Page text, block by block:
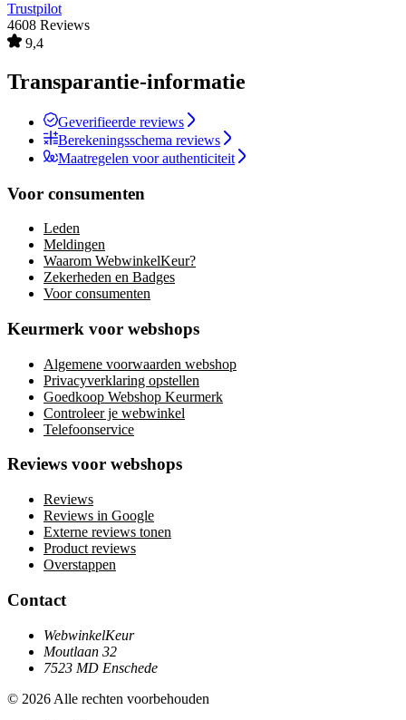
Trustpilot
4608 Reviews
9,4
Transparantie-informatie
Geverifieerde reviews
Berekeningsschema reviews
Maatregelen voor authenticiteit
Voor consumenten
Leden
Meldingen
Waarom WebwinkelKeur?
Zekerheden en Badges
Voor consumenten
Keurmerk voor webshops
Algemene voorwaarden webshop
Privacyverklaring opstellen
Goedkoop Webshop Keurmerk
Controleer je webwinkel
Telefoonservice
Reviews voor webshops
Reviews
Reviews in Google
Externe reviews tonen
Product reviews
Overstappen
Contact
WebwinkelKeur
Moutlaan 32
7523 MD Enschede
© 2026 Alle rechten voorbehouden